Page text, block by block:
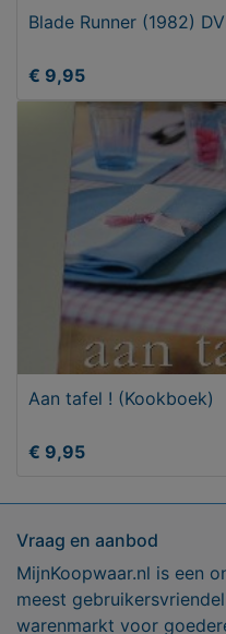
Blade Runner (1982)
€ 9,95
Aan tafel ! (Kookboek)
€ 9,95
Vraag en aanbod
MijnKoopwaar.nl is een
meest
warenmarkt voor